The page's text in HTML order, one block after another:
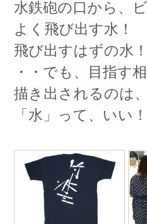
水鉄砲の口から、
よく飛び出す水！
飛び出すはずの水！
・・でも、目指す
描き出されるのは
「水」って、いい！